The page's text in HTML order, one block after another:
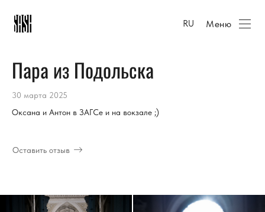
RU Меню
Пара из Подольска
30 марта 2025
Оксана и Антон в ЗАГСе и на вокзале ;)
Оставить отзыв